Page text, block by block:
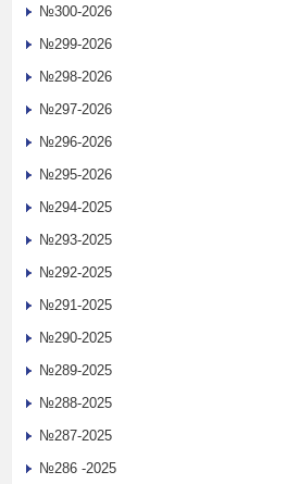
№300-2026
№299-2026
№298-2026
№297-2026
№296-2026
№295-2026
№294-2025
№293-2025
№292-2025
№291-2025
№290-2025
№289-2025
№288-2025
№287-2025
№286 -2025